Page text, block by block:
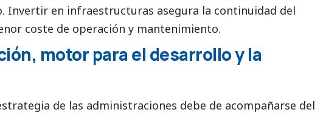
Invertir en infraestructuras asegura la continuidad del
coste de operación y mantenimiento.
motor para el desarrollo y la
de las administraciones debe de acompañarse del